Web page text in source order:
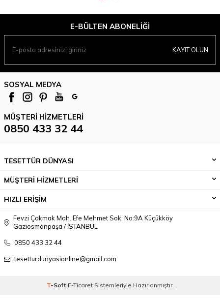
E-BÜLTEN ABONELIĞI
KAYIT OLUN
SOSYAL MEDYA
MÜŞTERI HIZMETLERI
0850 433 32 44
TESETTÜR DÜNYASI
MÜŞTERİ HİZMETLERİ
HIZLI ERİŞİM
Fevzi Çakmak Mah. Efe Mehmet Sok. No:9A Küçükköy
Gaziosmanpaşa / İSTANBUL
0850 433 32 44
tesetturdunyasionline@gmail.com
T-Soft E-TicaretSistemleriyle Hazırlanmıştır.